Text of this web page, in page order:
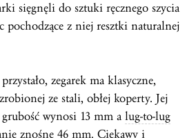
sięgnęli do sztuki ręcznego szycia
pochodzące z niej resztki naturalnej
zegarek ma klasyczne,
ze stali, obłej koperty. Jej
wynosi 13 mm a lug-to-lug
znośne 46 mm. Ciekawy i